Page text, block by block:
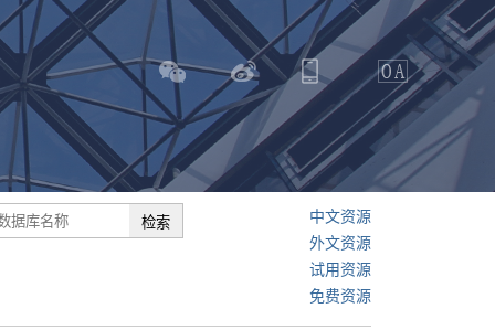
中文资源
外文资源
试用资源
免费资源